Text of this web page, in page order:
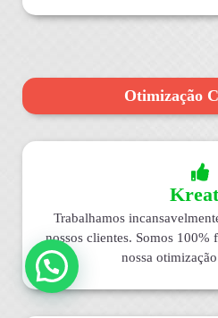
Otimização
Trabalhamos
nossos clientes. Somos 100%
nossa